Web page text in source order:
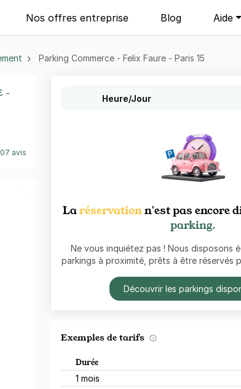
Nos offres entreprise Blog Aide
Parking Commerce - Felix Faure - Paris 15
-
avis
Heure/Jour
Laréservationn'est pas encore
parking.
Ne vous inquiétez pas ! Nous disposons
parkings à proximité, prêts à être réservés
Découvrir les parkings
Exemples de tarifs
Durée
1 mois